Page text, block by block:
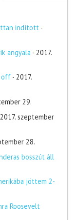
indított -
angyala - 2017.
off - 2017.
29.
szeptember
28.
bosszút áll
jöttem 2-
Roosevelt